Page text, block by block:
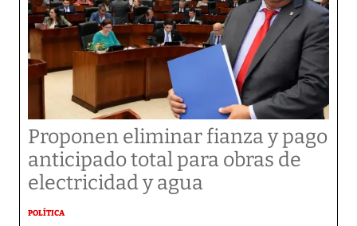
Proponen eliminar fianza y pago
anticipado total para obras de
electricidad y agua
POLÍTICA